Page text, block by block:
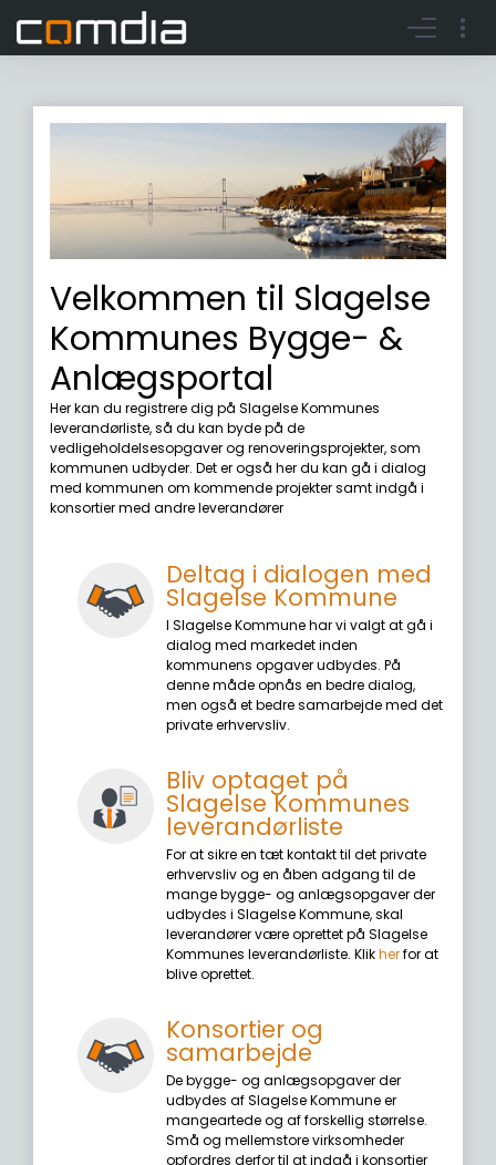
Go to login Register account
Velkommen til Slagelse
Kommunes Bygge- &
Anlægsportal
Her kan du registrere dig på Slagelse Kommunes
leverandørliste, så du kan byde på de
vedligeholdelsesopgaver og renoveringsprojekter, som
kommunen udbyder. Det er også her du kan gå i dialog
med kommunen om kommende projekter samt indgå i
konsortier med andre leverandører
Deltag i dialogen med
Slagelse Kommune
I Slagelse Kommune har vi valgt at gå i
dialog med markedet inden
kommunens opgaver udbydes. På
denne måde opnås en bedre dialog,
men også et bedre samarbejde med det
private erhvervsliv.
Bliv optaget på
Slagelse Kommunes
leverandørliste
For at sikre en tæt kontakt til det private
erhvervsliv og en åben adgang til de
mange bygge- og anlægsopgaver der
udbydes i Slagelse Kommune, skal
leverandører være oprettet på Slagelse
Kommunes leverandørliste. Klikherfor at
blive oprettet.
Konsortier og
samarbejde
De bygge- og anlægsopgaver der
udbydes af Slagelse Kommune er
mangeartede og af forskellig størrelse.
Små og mellemstore virksomheder
opfordres derfor til at indgå i konsortier